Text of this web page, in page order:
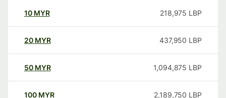
10 MYR 218,975 LBP
20 MYR 437,950 LBP
50 MYR 1,094,875 LBP
100 MYR 2,189,750 LBP